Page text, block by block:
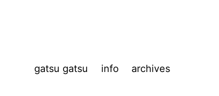
gatsu gatsu info archives